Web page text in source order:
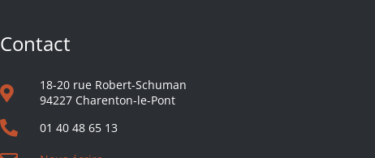
Contact
18-20 rue Robert-Schuman
94227 Charenton-le-Pont
01 40 48 65 13